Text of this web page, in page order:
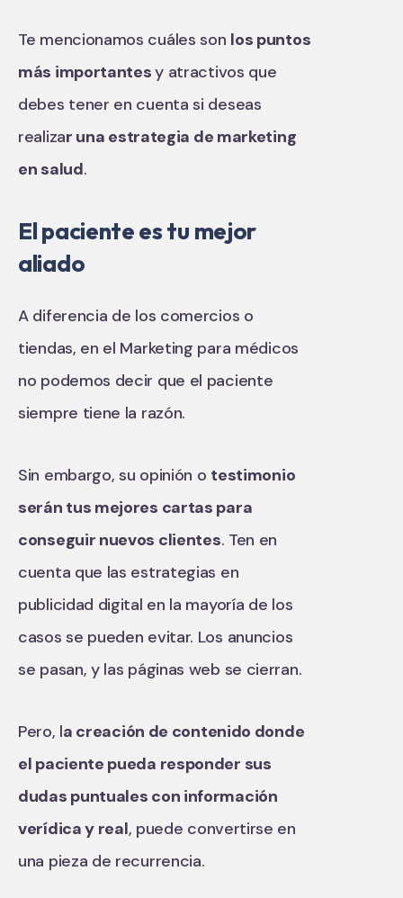
Te mencionamos cuáles son los puntos
más importantesy atractivos que
debes tener en cuenta si deseas
realizar una estrategia de marketing
en salud.
El paciente es tu mejor
aliado
A diferencia de los comercios o
tiendas, en el Marketing para médicos
no podemos decir que el paciente
siempre tiene la razón.
Sin embargo, su opinión o testimonio
serán tus mejores cartas para
conseguir nuevos clientes. Ten en
cuenta que las estrategias en
publicidad digital en la mayoría de los
casos se pueden evitar. Los anuncios
se pasan, y las páginas web se cierran.
Pero, la creación de contenido donde
el paciente pueda responder sus
dudas puntuales con información
verídica y real, puede convertirse en
una pieza de recurrencia.